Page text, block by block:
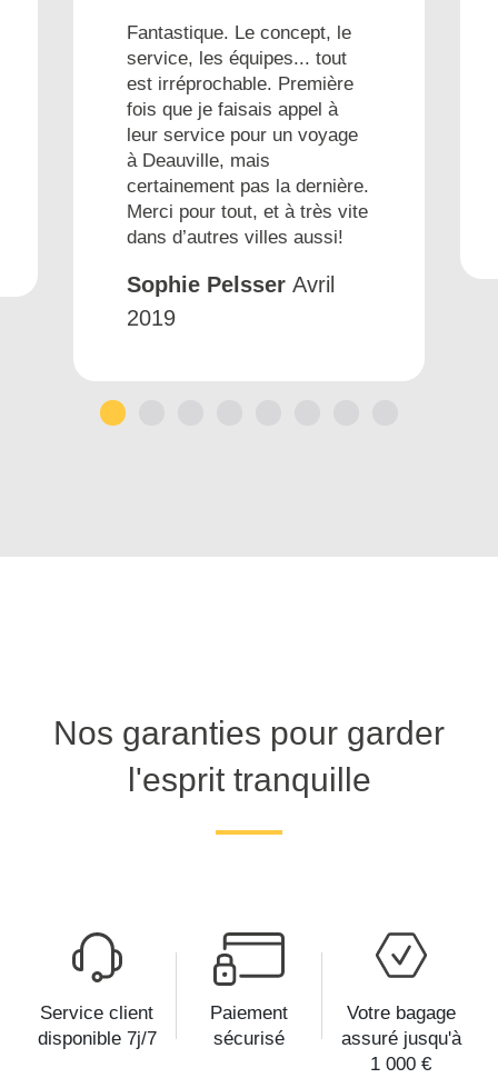
Fantastique. Le concept, le
service, les équipes... tout
est irréprochable. Première
fois que je faisais appel à
leur service pour un voyage
à Deauville, mais
certainement pas la dernière.
Merci pour tout, et à très vite
dans d’autres villes aussi!
Sophie Pelsser Avril
2019
Nos garanties pour garder
l'esprit tranquille
Service client
disponible 7j/7
Paiement
sécurisé
Votre bagage
assuré jusqu'à
1 000 €